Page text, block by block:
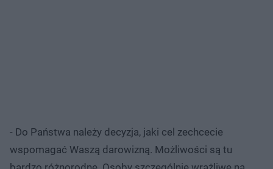
- Do Państwa należy decyzja, jaki cel zechcecie
wspomagać Waszą darowizną. Możliwości są tu